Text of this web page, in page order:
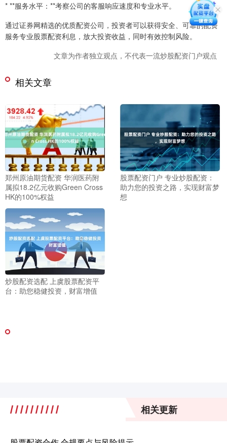
* **服务水平：**考察公司的客服响应速度和专业水平。
通过证券网精选的优质配资公司，投资者可以获得安全、可靠的配资
服务专业股票配资利息，放大投资收益，同时有效控制风险。
文章为作者独立观点，不代表一流炒股配资门户观点
相关文章
郑州原油期货配资 华润医药附
属拟18.2亿元收购Green Cross
HK的100%权益
股票配资门户 专业炒股配资：
助力您的投资之路，实现财富梦
想
炒股配资选配 上虞股票配资平
台：助您稳健投资，财富增值
相关更新